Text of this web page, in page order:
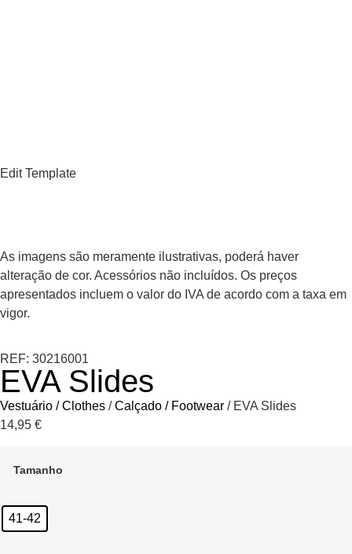
Edit Template
As imagens são meramente ilustrativas, poderá haver
alteração de cor. Acessórios não incluídos. Os preços
apresentados incluem o valor do IVA de acordo com a taxa em
vigor.
REF: 30216001
EVA Slides
Vestuário / Clothes /Calçado / Footwear / EVA Slides
14,95 €
Tamanho
41-42